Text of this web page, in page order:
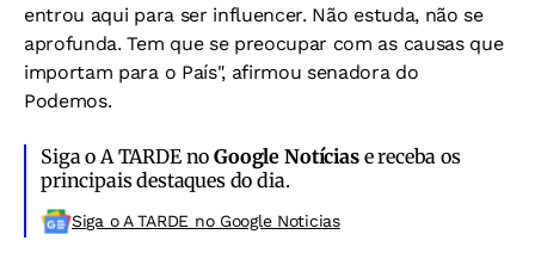
entrou aqui para ser influencer. Não estuda, não se
aprofunda. Tem que se preocupar com as causas que
importam para o País", afirmou senadora do
Podemos.
Siga o A TARDE noGoogle Notíciase receba os
principais destaques do dia.
Siga o A TARDE no Google Noticias